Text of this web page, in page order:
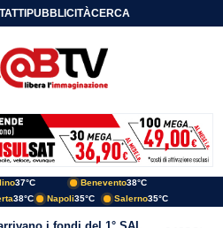
PUBBLICITÀCERCA
37°C Benevento38°C
38°C Napoli35°C Salerno35°C